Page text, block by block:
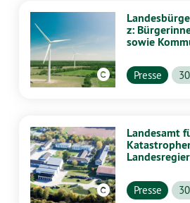
z:
sowie
profitieren
Presse
Landesamt
Presse